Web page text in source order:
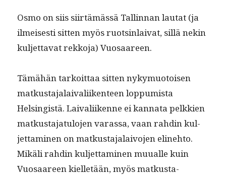
Osmo on siis siirtämässä Tallinnan lau­tat (ja
ilmeis­es­ti sit­ten myös ruotsin­lai­vat, sil­lä nekin
kul­jet­ta­vat rekko­ja) Vuosaareen.
Tämähän tarkoit­taa sit­ten nyky­muo­toisen
matkus­ta­jalaivali­iken­teen lop­pumista
Helsingistä. Laivali­ikenne ei kan­na­ta pelkkien
matkus­ta­jat­u­lo­jen varas­sa, vaan rahdin kul­
jet­ta­mi­nen on matkus­ta­jalaivo­jen eline­hto.
Mikäli rahdin kul­jet­ta­mi­nen muualle kuin
Vuosaa­reen kiel­letään, myös matkus­ta­